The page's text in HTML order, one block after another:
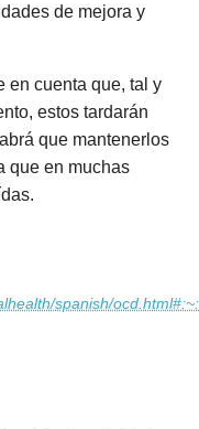
de mejora y
en cuenta que, tal y
estos tardarán
que mantenerlos
que en muchas
spanish/